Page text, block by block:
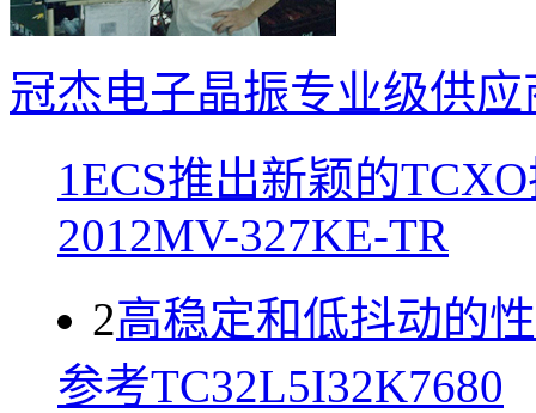
冠杰电子晶振专业级供应
1ECS推出新颖的
2012MV-327KE-TR
2高稳定和低抖动的
参考TC32L5I32K7680